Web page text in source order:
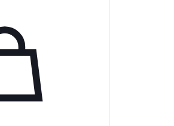
ей “подышать” в
перед
слуховой аппарат.